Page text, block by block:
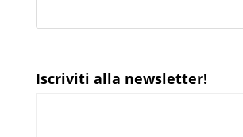
Iscriviti alla newsletter!